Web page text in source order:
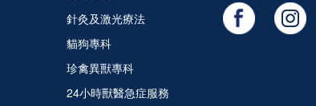
針灸及激光療法
貓狗專科
珍禽異獸專科
24小時獸醫急症服務